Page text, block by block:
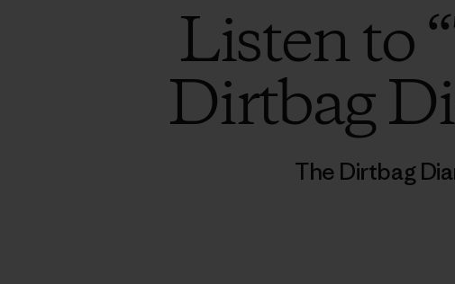
Listen to
Dirtbag
The Dirtbag